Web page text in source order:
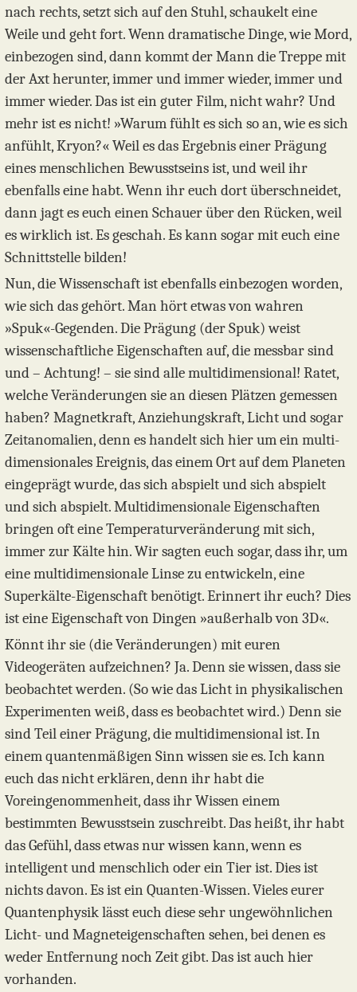
nach rechts, setzt sich auf den Stuhl, schaukelt eine
Weile und geht fort. Wenn dramatische Dinge, wie Mord,
einbezogen sind, dann kommt der Mann die Treppe mit
der Axt herunter, immer und immer wieder, immer und
immer wieder. Das ist ein guter Film, nicht wahr? Und
mehr ist es nicht! »Warum fühlt es sich so an, wie es sich
anfühlt, Kryon?« Weil es das Ergebnis einer Prägung
eines menschlichen Bewusstseins ist, und weil ihr
ebenfalls eine habt. Wenn ihr euch dort überschneidet,
dann jagt es euch einen Schauer über den Rücken, weil
es wirklich ist. Es geschah. Es kann sogar mit euch eine
Schnittstelle bilden!
Nun, die Wissenschaft ist ebenfalls einbezogen worden,
wie sich das gehört. Man hört etwas von wahren
»Spuk«-Gegenden. Die Prägung (der Spuk) weist
wissenschaftliche Eigenschaften auf, die messbar sind
und – Achtung! – sie sind alle multidimensional! Ratet,
welche Veränderungen sie an diesen Plätzen gemessen
haben? Magnetkraft, Anziehungskraft, Licht und sogar
Zeitanomalien, denn es handelt sich hier um ein multi­
dimensionales Ereignis, das einem Ort auf dem Planeten
eingeprägt wurde, das sich abspielt und sich abspielt
und sich abspielt. Multidimensionale Eigenschaften
bringen oft eine Temperaturveränderung mit sich,
immer zur Kälte hin. Wir sagten euch sogar, dass ihr, um
eine multidimensionale Linse zu entwickeln, eine
Superkälte-Eigenschaft benötigt. Erinnert ihr euch? Dies
ist eine Eigenschaft von Dingen »außerhalb von 3D«.
Könnt ihr sie (die Veränderungen) mit euren
Videogeräten aufzeichnen? Ja. Denn sie wissen, dass sie
beobachtet werden. (So wie das Licht in physikalischen
Experimenten weiß, dass es beobachtet wird.) Denn sie
sind Teil einer Prägung, die multidimensional ist. In
einem quantenmäßigen Sinn wissen sie es. Ich kann
euch das nicht erklären, denn ihr habt die
Voreingenommenheit, dass ihr Wissen einem
bestimmten Bewusstsein zuschreibt. Das heißt, ihr habt
das Gefühl, dass etwas nur wissen kann, wenn es
intelligent und menschlich oder ein Tier ist. Dies ist
nichts davon. Es ist ein Quanten-Wissen. Vieles eurer
Quantenphysik lässt euch diese sehr ungewöhnlichen
Licht- und Magnet­eigenschaften sehen, bei denen es
weder Entfernung noch Zeit gibt. Das ist auch hier
vorhanden.